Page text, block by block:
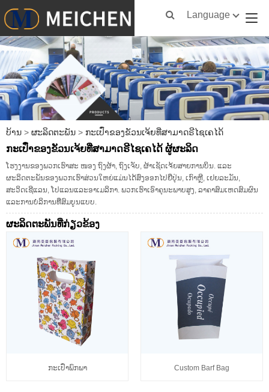
Language
ບ້ານ > ຜະລິດຕະພັນ > ກະເປົ໋າຂອງຂັວນເຈ້ຍທີ່ສາມາດຣີໄຊເຄໄດ້
ກະເປົ໋າຂອງຂັວນເຈ້ຍທີ່ສາມາດຣີໄຊເຄໄດ້ ຜູ້ຜະລິດ
ໂຮງງານຂອງພວກເຮົາສະ ໜອງ ຖົງຜ້າ, ຖົງເຈັບ, ຜ້າເຊັດເຈ້ຍສາຍການບິນ. ແລະ
ຜະລິດຕະພັນຂອງພວກເຮົາສ່ວນໃຫຍ່ແມ່ນໄດ້ສົ່ງອອກໄປຍີ່ປຸ່ນ, ເກົາຫຼີ, ເຢຍລະມັນ,
ສະວິດເຊີແລນ, ໂປແລນແລະອາເມລິກາ. ພວກເຮົາເອົາຄຸນະພາບສູງ, ລາຄາສົມເຫດສົມຜົນ
ແລະການບໍລິການທີ່ສົມບູນແບບ.
ຜະ​ລິດ​ຕະ​ພັນ​ທີ່​ກ່ຽວ​ຂ້ອງ
ກະເປົ໋າພົກພາ Custom Barf Bag